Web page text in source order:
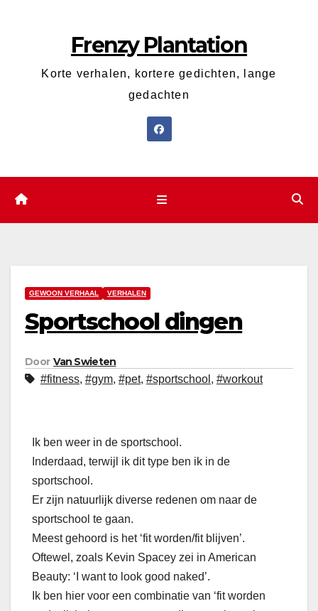
Frenzy Plantation
Korte verhalen, kortere gedichten, lange
gedachten
GEWOON VERHAAL VERHALEN
Sportschool dingen
Door Van Swieten
#fitness, #gym, #pet, #sportschool , #workout
Ik ben weer in de sportschool.
Inderdaad, terwijl ik dit type ben ik in de
sportschool.
Er zijn natuurlijk diverse redenen om naar de
sportschool te gaan.
Meest gehoord is het ‘fit worden/fit blijven’.
Oftewel, zoals Kevin Spacey zei in American
Beauty: ‘I want to look good naked’.
Ik ben hier voor een combinatie van ‘fit worden